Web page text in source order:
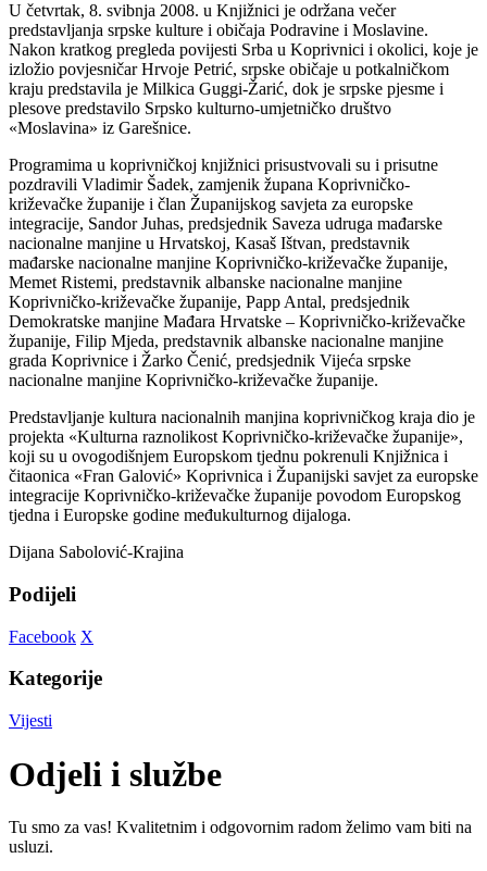
U četvrtak, 8. svibnja 2008. u Knjižnici je održana večer
predstavljanja srpske kulture i običaja Podravine i Moslavine.
Nakon kratkog pregleda povijesti Srba u Koprivnici i okolici, koje je
izložio povjesničar Hrvoje Petrić, srpske običaje u potkalničkom
kraju predstavila je Milkica Guggi-Žarić, dok je srpske pjesme i
plesove predstavilo Srpsko kulturno-umjetničko društvo
«Moslavina» iz Garešnice.
Programima u koprivničkoj knjižnici prisustvovali su i prisutne
pozdravili Vladimir Šadek, zamjenik župana Koprivničko-
križevačke županije i član Županijskog savjeta za europske
integracije, Sandor Juhas, predsjednik Saveza udruga mađarske
nacionalne manjine u Hrvatskoj, Kasaš Ištvan, predstavnik
mađarske nacionalne manjine Koprivničko-križevačke županije,
Memet Ristemi, predstavnik albanske nacionalne manjine
Koprivničko-križevačke županije, Papp Antal, predsjednik
Demokratske manjine Mađara Hrvatske – Koprivničko-križevačke
županije, Filip Mjeda, predstavnik albanske nacionalne manjine
grada Koprivnice i Žarko Čenić, predsjednik Vijeća srpske
nacionalne manjine Koprivničko-križevačke županije.
Predstavljanje kultura nacionalnih manjina koprivničkog kraja dio je
projekta «Kulturna raznolikost Koprivničko-križevačke županije»,
koji su u ovogodišnjem Europskom tjednu pokrenuli Knjižnica i
čitaonica «Fran Galović» Koprivnica i Županijski savjet za europske
integracije Koprivničko-križevačke županije povodom Europskog
tjedna i Europske godine međukulturnog dijaloga.
Dijana Sabolović-Krajina
Podijeli
Facebook X
Kategorije
Vijesti
Odjeli i službe
Tu smo za vas! Kvalitetnim i odgovornim radom želimo vam biti na
usluzi.